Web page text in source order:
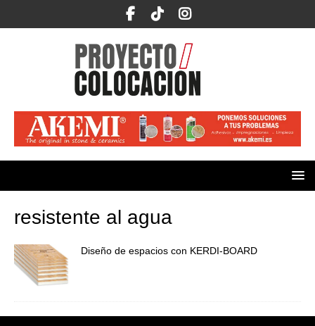
resistente al agua
Diseño de espacios con KERDI-BOARD